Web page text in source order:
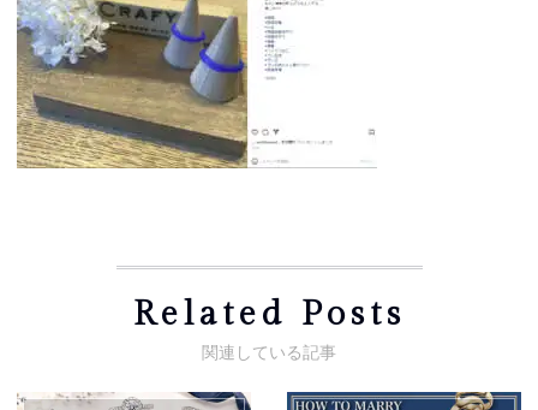
Related Posts